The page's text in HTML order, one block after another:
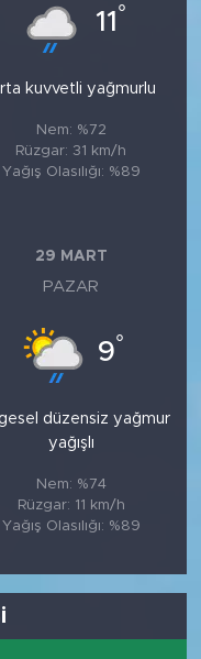
11 °
kuvvetli yağmurlu
Nem: %72
Rüzgar: 31 km/h
Yağış Olasılığı: %89
29 MART
PAZAR
9°
düzensiz yağmur
yağışlı
Nem: %74
Rüzgar: 11 km/h
Yağış Olasılığı: %89